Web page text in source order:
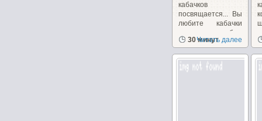
кабачков
посвящается... Вы
любите кабачки
также как люблю
их...30 минут
Читать далее